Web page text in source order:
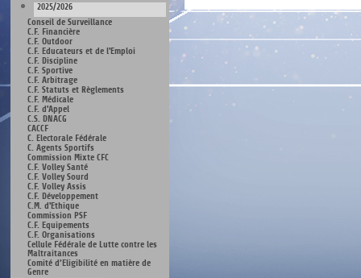
2025/2026
Conseil de Surveillance
C.F. Financière
C.F. Outdoor
C.F. Educateurs et de l'Emploi
C.F. Discipline
C.F. Sportive
C.F. Arbitrage
C.F. Statuts et Règlements
C.F. Médicale
C.F. d'Appel
C.S. DNACG
CACCF
C. Electorale Fédérale
C. Agents Sportifs
Commission Mixte CFC
C.F. Volley Santé
C.F. Volley Sourd
C.F. Volley Assis
C.F. Développement
C.M. d'Ethique
Commission PSF
C.F. Equipements
C.F. Organisations
Cellule Fédérale de Lutte contre les
Maltraitances
Comité d’Eligibilité en matière de
Genre